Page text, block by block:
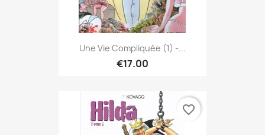
Une Vie Compliquée (1) -...
€17.00
favorite_border